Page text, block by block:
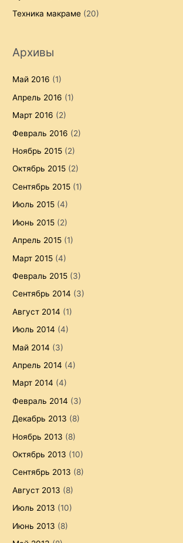
Техника макраме (20)
Архивы
Май 2016 (1)
Апрель 2016 (1)
Март 2016 (2)
Февраль 2016 (2)
Ноябрь 2015 (2)
Октябрь 2015 (2)
Сентябрь 2015 (1)
Июль 2015 (4)
Июнь 2015 (2)
Апрель 2015 (1)
Март 2015 (4)
Февраль 2015 (3)
Сентябрь 2014 (3)
Август 2014 (1)
Июль 2014 (4)
Май 2014 (3)
Апрель 2014 (4)
Март 2014 (4)
Февраль 2014 (3)
Декабрь 2013 (8)
Ноябрь 2013 (8)
Октябрь 2013 (10)
Сентябрь 2013 (8)
Август 2013 (8)
Июль 2013 (10)
Июнь 2013 (8)